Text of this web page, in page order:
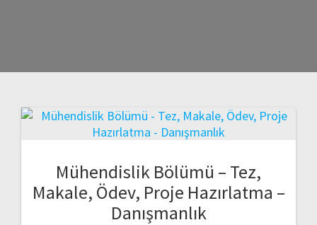
Mühendislik Bölümü – Tez,
Makale, Ödev, Proje Hazırlatma –
Danışmanlık